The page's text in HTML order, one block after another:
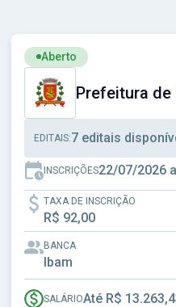
Ver concurso: Prefeitura
Aberto
EDITAIS:7 editais
INSCRIÇÕES22/07/2026
TAXA DE INSCRIÇÃO
R$ 92,00
BANCA
Ibam
SALÁRIOAté R$